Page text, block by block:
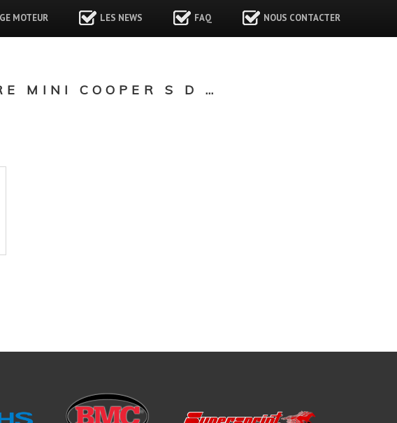
MOTEUR LES NEWS FAQ NOUS CONTACTER
MINI COOPER S D …